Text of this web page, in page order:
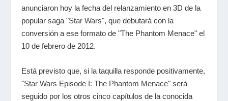
anunciaron hoy la fecha del relanzamiento en 3D de la
popular saga "Star Wars", que debutará con la
conversión a ese formato de "The Phantom Menace" el
10 de febrero de 2012.
Está previsto que, si la taquilla responde positivamente,
"Star Wars Episode I: The Phantom Menace" será
seguido por los otros cinco capítulos de la conocida